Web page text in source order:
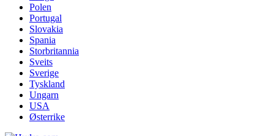
Polen
Portugal
Slovakia
Spania
Storbritannia
Sveits
Sverige
Tyskland
Ungarn
USA
Østerrike